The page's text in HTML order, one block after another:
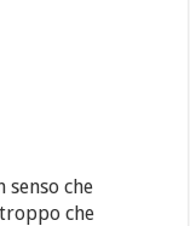
che
che